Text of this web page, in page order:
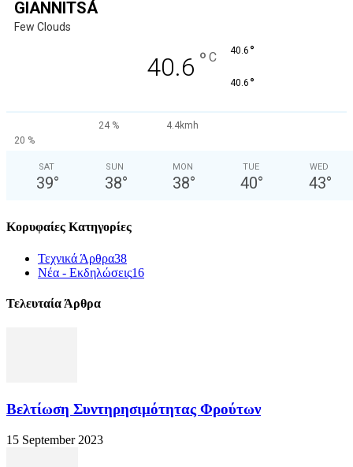
GIANNITSÁ
Few Clouds
40.6 ° C 40.6 °
40.6 °
24 %
4.4kmh
20 %
SAT
39°
SUN
38°
MON
38°
TUE
40°
WED
43°
Κορυφαίες Κατηγορίες
Τεχνικά Άρθρα38
Νέα - Εκδηλώσεις16
Τελευταία Άρθρα
Βελτίωση Συντηρησιμότητας Φρούτων
15 September 2023